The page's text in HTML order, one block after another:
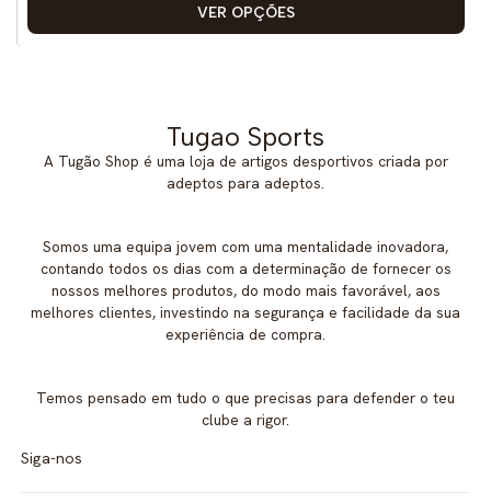
VER OPÇÕES
Tugao Sports
A Tugão Shop é uma loja de artigos desportivos criada por
adeptos para adeptos.
Somos uma equipa jovem com uma mentalidade inovadora,
contando todos os dias com a determinação de fornecer os
nossos melhores produtos, do modo mais favorável, aos
melhores clientes, investindo na segurança e facilidade da sua
experiência de compra.
Temos pensado em tudo o que precisas para defender o teu
clube a rigor.
Siga-nos